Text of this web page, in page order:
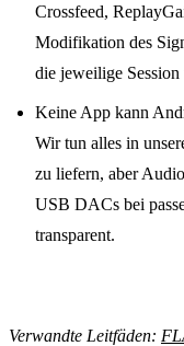
Crossfeed,
Modifikation des
die jeweilige
Keine App kann
Wir tun alles in
zu liefern, aber
USB DACs bei
transparent.
Verwandte Leitfäden: